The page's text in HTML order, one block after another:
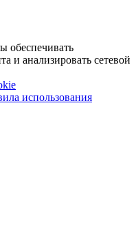
обеспечивать
и анализировать сетевой
использования